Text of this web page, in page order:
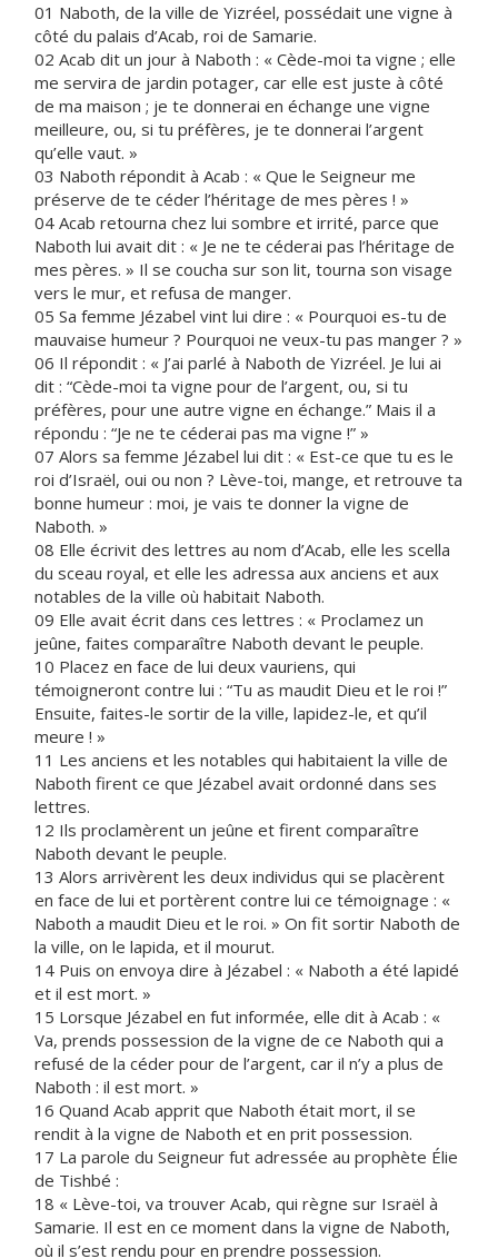
01 Naboth, de la ville de Yizréel, possédait une vigne à
côté du palais d’Acab, roi de Samarie.
02 Acab dit un jour à Naboth : « Cède-moi ta vigne ; elle
me servira de jardin potager, car elle est juste à côté
de ma maison ; je te donnerai en échange une vigne
meilleure, ou, si tu préfères, je te donnerai l’argent
qu’elle vaut. »
03 Naboth répondit à Acab : « Que le Seigneur me
préserve de te céder l’héritage de mes pères ! »
04 Acab retourna chez lui sombre et irrité, parce que
Naboth lui avait dit : « Je ne te céderai pas l’héritage de
mes pères. » Il se coucha sur son lit, tourna son visage
vers le mur, et refusa de manger.
05 Sa femme Jézabel vint lui dire : « Pourquoi es-tu de
mauvaise humeur ? Pourquoi ne veux-tu pas manger ? »
06 Il répondit : « J’ai parlé à Naboth de Yizréel. Je lui ai
dit : “Cède-moi ta vigne pour de l’argent, ou, si tu
préfères, pour une autre vigne en échange.” Mais il a
répondu : “Je ne te céderai pas ma vigne !” »
07 Alors sa femme Jézabel lui dit : « Est-ce que tu es le
roi d’Israël, oui ou non ? Lève-toi, mange, et retrouve ta
bonne humeur : moi, je vais te donner la vigne de
Naboth. »
08 Elle écrivit des lettres au nom d’Acab, elle les scella
du sceau royal, et elle les adressa aux anciens et aux
notables de la ville où habitait Naboth.
09 Elle avait écrit dans ces lettres : « Proclamez un
jeûne, faites comparaître Naboth devant le peuple.
10 Placez en face de lui deux vauriens, qui
témoigneront contre lui : “Tu as maudit Dieu et le roi !”
Ensuite, faites-le sortir de la ville, lapidez-le, et qu’il
meure ! »
11 Les anciens et les notables qui habitaient la ville de
Naboth firent ce que Jézabel avait ordonné dans ses
lettres.
12 Ils proclamèrent un jeûne et firent comparaître
Naboth devant le peuple.
13 Alors arrivèrent les deux individus qui se placèrent
en face de lui et portèrent contre lui ce témoignage : «
Naboth a maudit Dieu et le roi. » On fit sortir Naboth de
la ville, on le lapida, et il mourut.
14 Puis on envoya dire à Jézabel : « Naboth a été lapidé
et il est mort. »
15 Lorsque Jézabel en fut informée, elle dit à Acab : «
Va, prends possession de la vigne de ce Naboth qui a
refusé de la céder pour de l’argent, car il n’y a plus de
Naboth : il est mort. »
16 Quand Acab apprit que Naboth était mort, il se
rendit à la vigne de Naboth et en prit possession.
17 La parole du Seigneur fut adressée au prophète Élie
de Tishbé :
18 « Lève-toi, va trouver Acab, qui règne sur Israël à
Samarie. Il est en ce moment dans la vigne de Naboth,
où il s’est rendu pour en prendre possession.